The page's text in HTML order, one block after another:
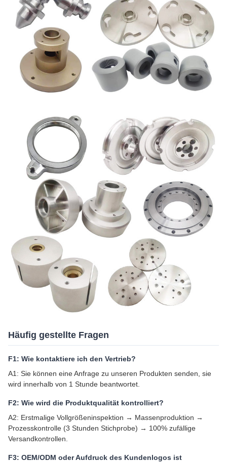
Häufig gestellte Fragen
F1: Wie kontaktiere ich den Vertrieb?
A1: Sie können eine Anfrage zu unseren Produkten senden, sie
wird innerhalb von 1 Stunde beantwortet.
F2: Wie wird die Produktqualität kontrolliert?
A2: Erstmalige Vollgrößeninspektion → Massenproduktion →
Prozesskontrolle (3 Stunden Stichprobe) → 100% zufällige
Versandkontrollen.
F3: OEM/ODM oder Aufdruck des Kundenlogos ist